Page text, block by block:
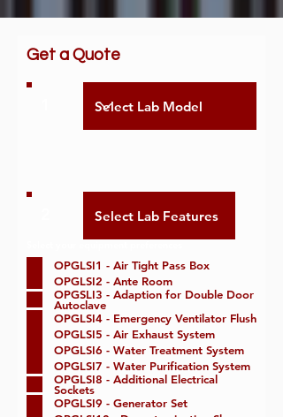
Get a Quote
OPGLSI1 - Air Tight Pass Box
OPGLSI2 - Ante Room
OPGSLI3 - Adaption for Double Door
Autoclave
OPGLSI4 - Emergency Ventilator Flush
OPGLSI5 - Air Exhaust System
OPGLSI6 - Water Treatment System
OPGLSI7 - Water Purification System
OPGLSI8 - Additional Electrical
Sockets
OPGLSI9 - Generator Set